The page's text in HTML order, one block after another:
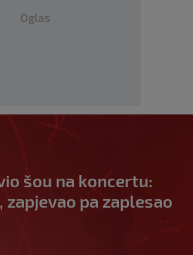
Oglas
šou na koncertu:
zapjevao pa zaplesao